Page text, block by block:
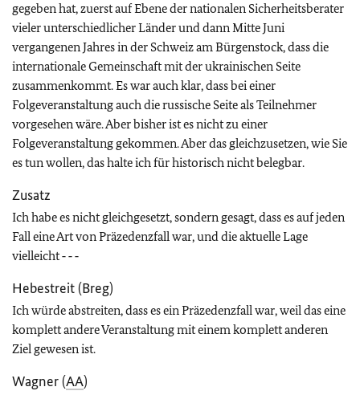
gegeben hat, zuerst auf Ebene der nationalen Sicherheitsberater
vieler unterschiedlicher Länder und dann Mitte Juni
vergangenen Jahres in der Schweiz am Bürgenstock, dass die
internationale Gemeinschaft mit der ukrainischen Seite
zusammenkommt. Es war auch klar, dass bei einer
Folgeveranstaltung auch die russische Seite als Teilnehmer
vorgesehen wäre. Aber bisher ist es nicht zu einer
Folgeveranstaltung gekommen. Aber das gleichzusetzen, wie Sie
es tun wollen, das halte ich für historisch nicht belegbar.
Zusatz
Ich habe es nicht gleichgesetzt, sondern gesagt, dass es auf jeden
Fall eine Art von Präzedenzfall war, und die aktuelle Lage
vielleicht ‑ ‑ ‑
Hebestreit (Breg)
Ich würde abstreiten, dass es ein Präzedenzfall war, weil das eine
komplett andere Veranstaltung mit einem komplett anderen
Ziel gewesen ist.
Wagner (AA)